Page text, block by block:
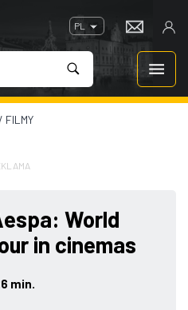
PL
/ FILMY
World
in cinemas
min.